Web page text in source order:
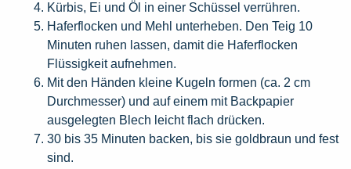
Kürbis, Ei und Öl in einer Schüssel verrühren.
Haferflocken und Mehl unterheben. Den Teig 10
Minuten ruhen lassen, damit die Haferflocken
Flüssigkeit aufnehmen.
Mit den Händen kleine Kugeln formen (ca. 2 cm
Durchmesser) und auf einem mit Backpapier
ausgelegten Blech leicht flach drücken.
30 bis 35 Minuten backen, bis sie goldbraun und fest
sind.